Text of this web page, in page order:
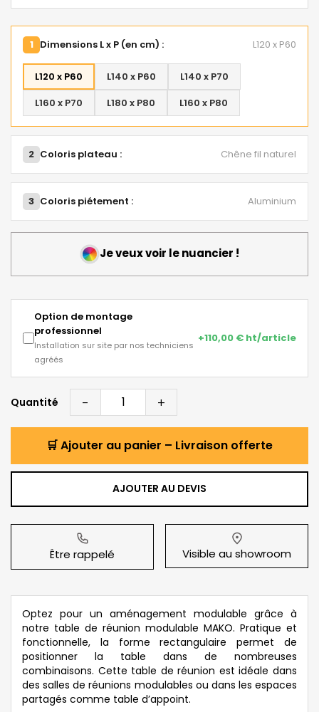
1 Dimensions L x P (en cm) : L120 x P60
L120 x P60 L140 x P60
L140 x P70
L160 x P70
L180 x P80 L160 x P80
2 Coloris plateau : Chêne fil naturel
3 Coloris piétement : Aluminium
Je veux voir le nuancier !
Option de montage
professionnel
Installation sur site par nos techniciens
agréés
+110,00 € ht/article
Quantité - +
🛒 Ajouter au panier – Livraison offerte
AJOUTER AU DEVIS
Être rappelé Visible au showroom
Optez pour un aménagement modulable grâce à
notre table de réunion modulable MAKO. Pratique et
fonctionnelle, la forme rectangulaire permet de
positionner la table dans de nombreuses
combinaisons. Cette table de réunion est idéale dans
des salles de réunions modulables ou dans les espaces
partagés comme table d’appoint.